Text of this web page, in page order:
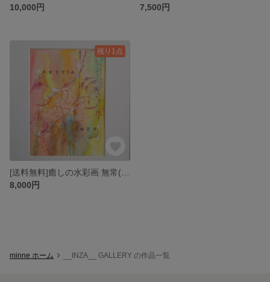
10,000円
7,500円
残り1点
8,000円
minne ホーム __INZA__ GALLERY の作品一覧